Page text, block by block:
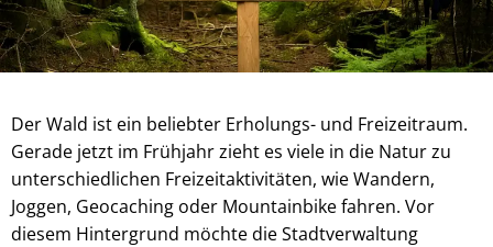
Der Wald ist ein beliebter Erholungs- und Freizeitraum.
Gerade jetzt im Frühjahr zieht es viele in die Natur zu
unterschiedlichen Freizeitaktivitäten, wie Wandern,
Joggen, Geocaching oder Mountainbike fahren. Vor
diesem Hintergrund möchte die Stadtverwaltung